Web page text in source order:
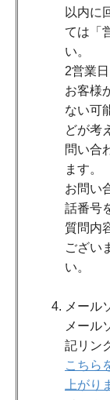
以内に
ては「
い。
2営業
お客様
ない可
どが考
問い合
ます。
お問い
話番号
質問内
ござい
い。
メール
メール
記リン
こちら
上がり